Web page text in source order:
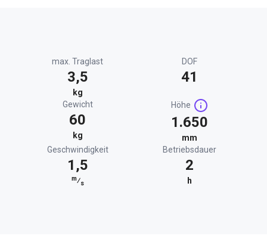
max. Traglast
3,5
kg
DOF
41
Gewicht
60
kg
Höhe
1.650
mm
Geschwindigkeit
1,5
m⁄s
Betriebsdauer
2
h